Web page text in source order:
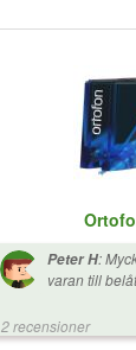
Peter H: Mycket bra! Snabb
varan till
2 recensioner